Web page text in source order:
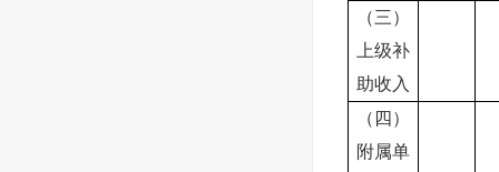
（三）
上级补
助收入
（四）
附属单